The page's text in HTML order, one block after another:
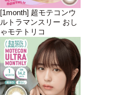
[1month] 超モテコンウ
ルトラマンスリー おし
ゃモテトリコ